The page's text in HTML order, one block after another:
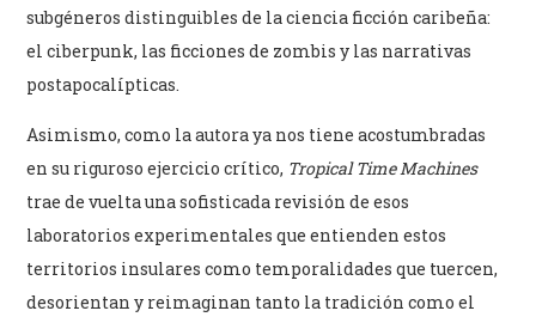
subgéneros distinguibles de la ciencia ficción caribeña:
el ciberpunk, las ficciones de zombis y las narrativas
postapocalípticas.
Asimismo, como la autora ya nos tiene acostumbradas
en su riguroso ejercicio crítico, Tropical Time Machines
trae de vuelta una sofisticada revisión de esos
laboratorios experimentales que entienden estos
territorios insulares como temporalidades que tuercen,
desorientan y reimaginan tanto la tradición como el